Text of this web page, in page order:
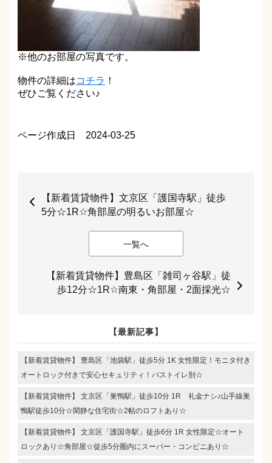
※他のお部屋の写真です。
物件の詳細はコチラ ！
ぜひご覧ください♪
ページ作成日 2024-03-25
【新着賃貸物件】文京区「護国寺駅」徒歩
5分☆1R☆角部屋の明るいお部屋☆
一覧へ
【新着賃貸物件】豊島区「雑司ヶ谷駅」徒
歩12分☆1R☆南東・角部屋・2面採光☆
【最新記事】
【新着賃貸物件】 豊島区「池袋駅」徒歩5分 1K 女性限定！モニタ付き
オートロック付きで安心セキュリティ！バストイレ別☆
【新着賃貸物件】 文京区「巣鴨駅」徒歩10分 1R 礼金ナシ♪山手線巣
鴨駅徒歩10分☆閑静な住宅街☆2帖のロフトあり☆
【新着賃貸物件】 文京区「護国寺駅」徒歩6分 1R 女性限定☆オート
ロックあり☆角部屋☆徒歩5分圏内にスーパー・コンビニあり☆